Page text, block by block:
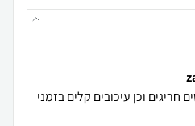
חריגים וכן עיכובים קלים בזמני